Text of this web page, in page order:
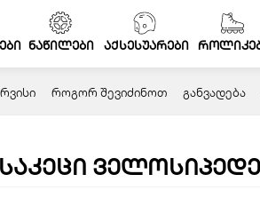
ნაწილები აქსესუარები
ᲠᲝᲒᲝᲠ ᲨᲔᲕᲘᲫᲘᲜᲝᲗ ᲒᲐᲜᲕᲐᲓᲔᲑᲐ